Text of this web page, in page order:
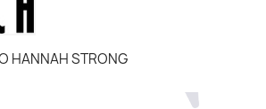
HANNAH STRONG